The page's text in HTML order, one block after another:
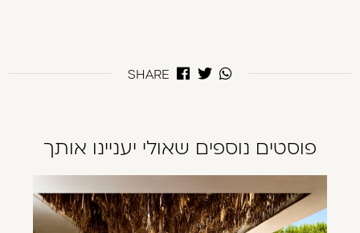
SHARE
פוסטים נוספים שאולי יעניינו אותך